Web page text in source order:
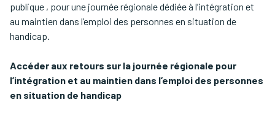
publique , pour une journée régionale dédiée à l’intégration et
au maintien dans l’emploi des personnes en situation de
handicap.
Accéder aux retours sur la journée régionale pour
l’intégration et au maintien dans l’emploi des personnes
en situation de handicap